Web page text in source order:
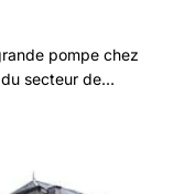
pompe chez
du secteur de